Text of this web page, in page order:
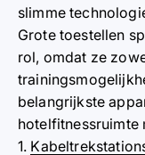
slimme
Grote toestellen
rol, omdat ze
belangrijkste
hotelfitnessruimte
1.